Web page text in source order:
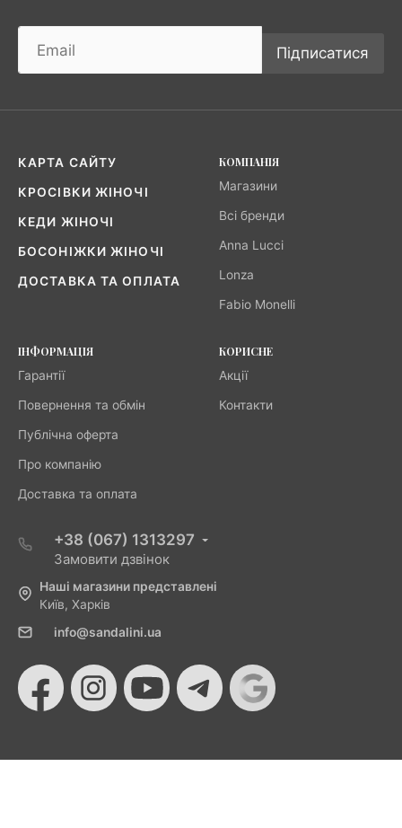
Підписатися
КАРТА САЙТУ
КРОСІВКИ ЖІНОЧІ
КЕДИ ЖІНОЧІ
БОСОНІЖКИ ЖІНОЧІ
ДОСТАВКА ТА ОПЛАТА
КОМПАНІЯ
Магазини
Всі бренди
Anna Lucci
Lonza
Fabio Monelli
ІНФОРМАЦІЯ
Гарантії
Повернення та обмін
Публічна оферта
Про компанію
Доставка та оплата
КОРИСНЕ
Акції
Контакти
+38 (067) 1313297
Замовити дзвінок
Наші магазини представлені
Київ, Харків
info@sandalini.ua